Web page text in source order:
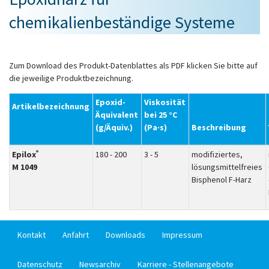
chemikalienbeständige Systeme
Zum Download des Produkt-Datenblattes als PDF klicken Sie bitte auf
die jeweilige Produktbezeichnung.
Artikelbezeichnung
Epoxid-
Äquivalent
(g/Äquiv.)
Viskosität
bei 25 °C
(Pa·s)
Beschreibung
Epilox®
M 1049
180 - 200 3 - 5
modifiziertes,
lösungsmittelfreies
Bisphenol F-Harz
Kontakt Anfahrt Downloads Impressum
Datenschutz Newsarchiv Karriere - Stellenangebote